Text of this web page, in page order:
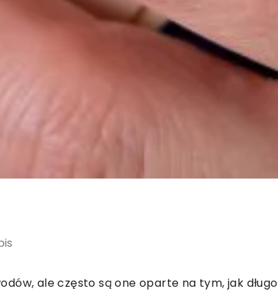
ale często są one oparte na tym, jak długo